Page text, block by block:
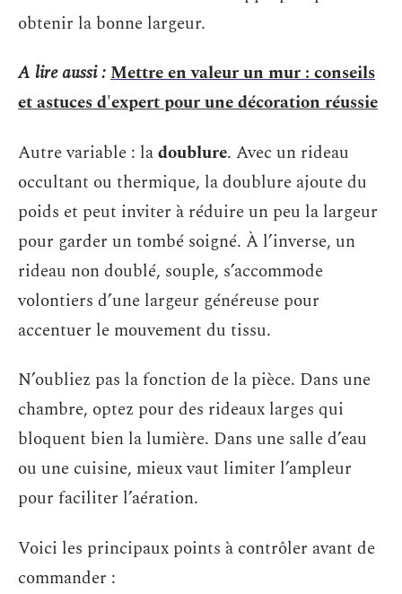
obtenir la bonne largeur.
A lire aussi :Mettre en valeur un mur : conseils
et astuces d'expert pour une décoration réussie
Autre variable : ladoublure. Avec un rideau
occultant ou thermique, la doublure ajoute du
poids et peut inviter à réduire un peu la largeur
pour garder un tombé soigné. À l’inverse, un
rideau non doublé, souple, s’accommode
volontiers d’une largeur généreuse pour
accentuer le mouvement du tissu.
N’oubliez pas la fonction de la pièce. Dans une
chambre, optez pour des rideaux larges qui
bloquent bien la lumière. Dans une salle d’eau
ou une cuisine, mieux vaut limiter l’ampleur
pour faciliter l’aération.
Voici les principaux points à contrôler avant de
commander :